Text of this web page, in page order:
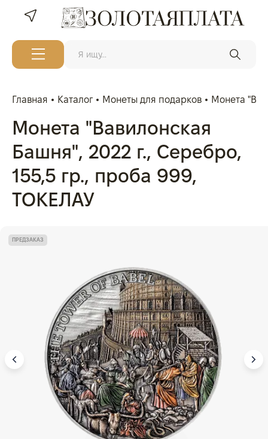
Главная Каталог Монеты для подарков Монета
Монета "Вавилонская
Башня", 2022 г., Серебро,
155,5 гр., проба 999,
ТОКЕЛАУ
ПРЕДЗАКАЗ